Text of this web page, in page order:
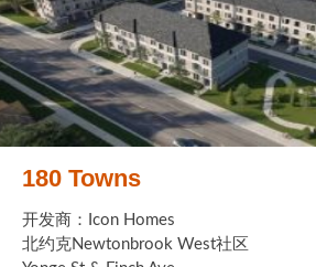
180 Towns
开发商：Icon Homes
北约克Newtonbrook West社区